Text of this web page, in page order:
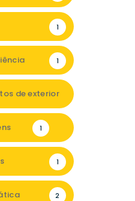
1
1
de exterior
1
1
2